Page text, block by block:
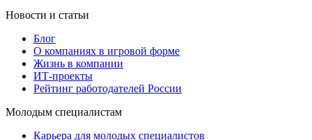
Новости и статьи
Блог
О компаниях в игровой форме
Жизнь в компании
ИТ-проекты
Рейтинг работодателей России
Молодым специалистам
Карьера для молодых специалистов